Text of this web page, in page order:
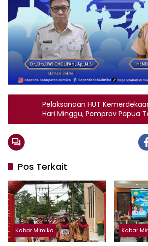
Pelaksanaan HUT
Hari Minggu, Pemprov Papua
Himbau Jam Ibadah
Pos Terkait
Kabar Mimika Kabar